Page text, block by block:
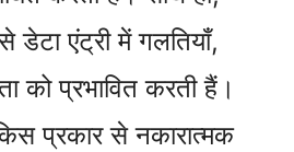
डेटा एंट्री में गलतियाँ,
को प्रभावित करती हैं।
प्रकार से नकारात्मक